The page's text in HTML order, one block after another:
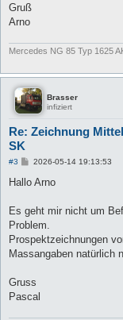
Gruß
Arno
Mercedes NG 85 Typ 1625
Brasser
infiziert
Re: Zeichnung
SK
#3
B
i
a
g
2026-05-14 19:13:53
Hallo Arno
Es geht mir nicht um
Problem.
Prospektzeichnungen
Massangaben natürlich
Gruss
Pascal